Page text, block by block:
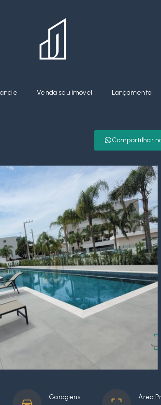
Venda seu imóvel Lançamento
Compartilhar
Garagens
Área